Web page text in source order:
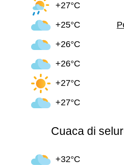
+27°C
+25°C
+26°C
+26°C
+27°C
+27°C
Cuaca di
+32°C